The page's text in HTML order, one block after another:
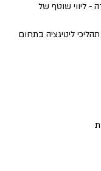
- ליווי שוטף של
ליטיגציה בתחום